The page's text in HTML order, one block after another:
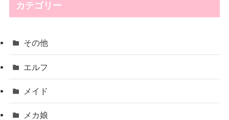
カテゴリー
その他
エルフ
メイド
メカ娘